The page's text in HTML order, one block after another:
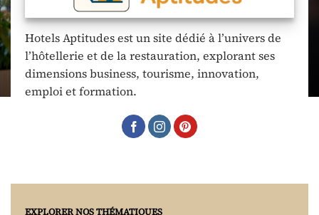
Hotels Aptitudes est un site dédié à l’univers de
l’hôtellerie et de la restauration, explorant ses
dimensions business, tourisme, innovation,
emploi et formation.
EXPLORER NOS THÉMATIQUES